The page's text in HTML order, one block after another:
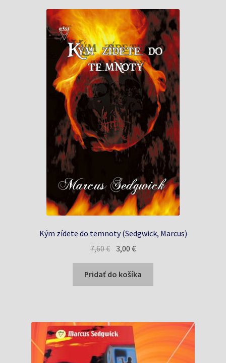
Kým zídete do temnoty (Sedgwick, Marcus)
7,60€ Pôvodná
cena
bola:
7,60 €.
3,00€Aktuálna
cena
je:
3,00 €.
Pridať do košíka